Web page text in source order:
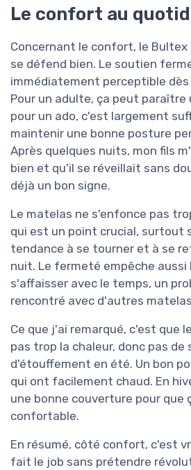
Le confort au
Concernant le confort, le
se défend bien. Le soutien
immédiatement perceptible dès
Pour un adulte, ça peut paraître
pour un ado, c'est largement
maintenir une bonne posture
Après quelques nuits, mon fils
bien et qu'il se réveillait sans
déjà un bon signe.
Le matelas ne s'enfonce pas
qui est un point crucial, surtout
tendance à se tourner et à se
nuit. Le fermeté empêche aussi
s'affaisser avec le temps, un
rencontré avec d'autres
Ce que j'ai remarqué, c'est que
pas trop la chaleur, donc pas de
d'étouffement en été. Un bon
qui ont facilement chaud. En
une bonne couverture pour que
confortable.
En résumé, côté confort, c'est
fait le job sans prétendre